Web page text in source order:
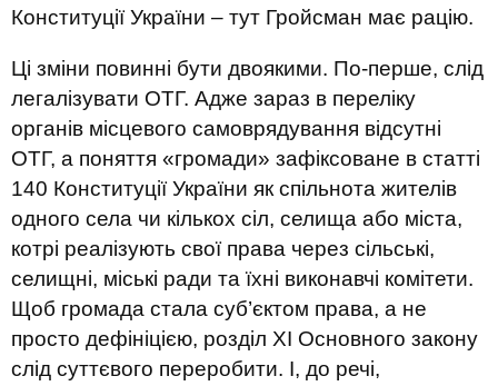
Конституції України – тут Гройсман має рацію.
Ці зміни повинні бути двоякими. По-перше, слід
легалізувати ОТГ. Адже зараз в переліку
органів місцевого самоврядування відсутні
ОТГ, а поняття «громади» зафіксоване в статті
140 Конституції України як спільнота жителів
одного села чи кількох сіл, селища або міста,
котрі реалізують свої права через сільські,
селищні, міські ради та їхні виконавчі комітети.
Щоб громада стала суб’єктом права, а не
просто дефініцією, розділ ХІ Основного закону
слід суттєвого переробити. І, до речі,